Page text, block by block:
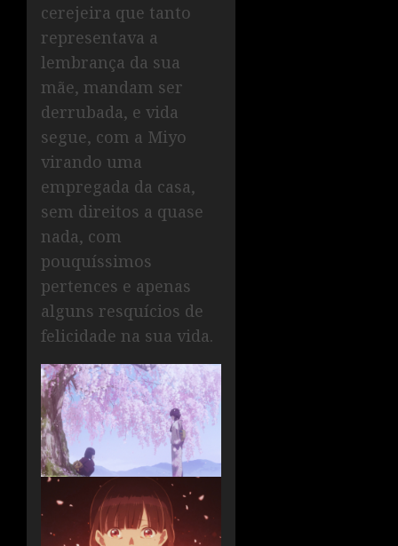
cerejeira que tanto
representava a
lembrança da sua
mãe, mandam ser
derrubada, e vida
segue, com a Miyo
virando uma
empregada da casa,
sem direitos a quase
nada, com
pouquíssimos
pertences e apenas
alguns resquícios de
felicidade na sua vida.